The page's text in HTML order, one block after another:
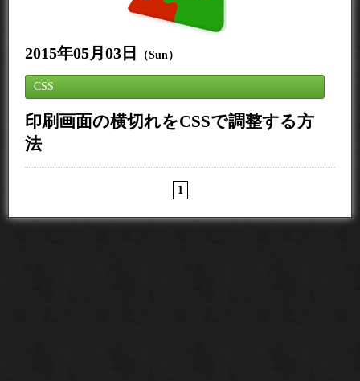
2015年05月03日 （Sun）
CSS
印刷画面の横切れをCSSで調整する方
法
1